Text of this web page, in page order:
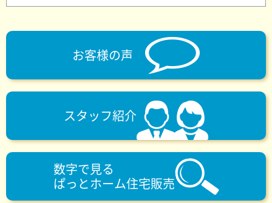
お客様の声
スタッフ紹介
数字で見る
ぱっとホーム住宅販売